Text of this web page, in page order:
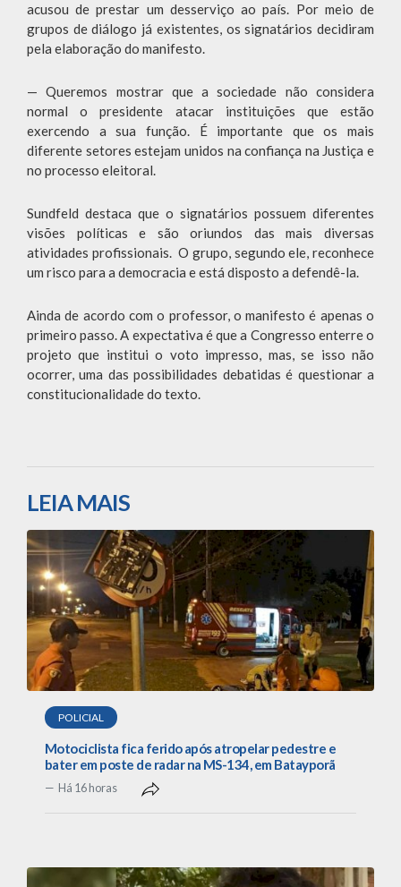
acusou de prestar um desserviço ao país. Por meio de
grupos de diálogo já existentes, os signatários decidiram
pela elaboração do manifesto.
— Queremos mostrar que a sociedade não considera
normal o presidente atacar instituições que estão
exercendo a sua função. É importante que os mais
diferente setores estejam unidos na confiança na Justiça e
no processo eleitoral.
Sundfeld destaca que o signatários possuem diferentes
visões políticas e são oriundos das mais diversas
atividades profissionais. O grupo, segundo ele, reconhece
um risco para a democracia e está disposto a defendê-la.
Ainda de acordo com o professor, o manifesto é apenas o
primeiro passo. A expectativa é que a Congresso enterre o
projeto que institui o voto impresso, mas, se isso não
ocorrer, uma das possibilidades debatidas é questionar a
constitucionalidade do texto.
LEIA MAIS
POLICIAL
Motociclista fica ferido após atropelar pedestre e
bater em poste de radar na MS-134, em Batayporã
Há 16 horas